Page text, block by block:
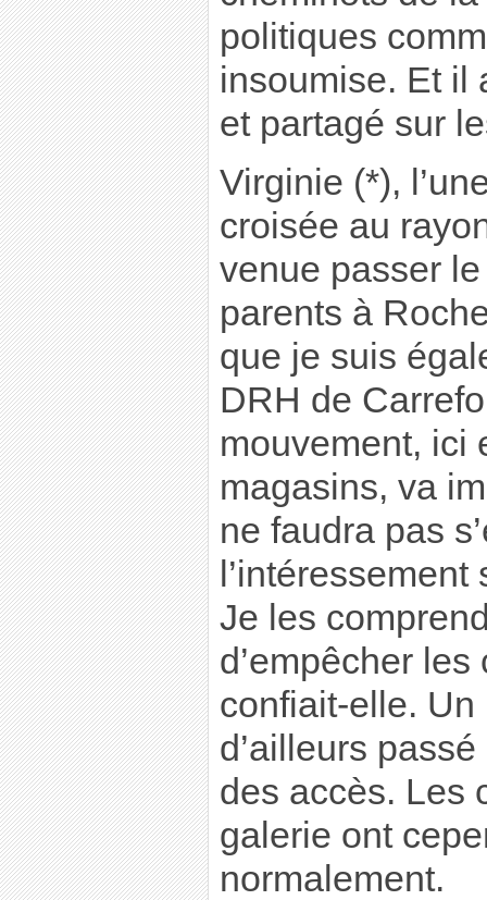
politiques
insoumise. Et il
et partagé sur
Virginie (*),
croisée au
venue passer
parents à
que je suis
DRH de
mouvement, ici
magasins, va
ne faudra pas
Je les
d’empêcher
confiait-elle.
d’ailleurs
des accès. Les
galerie ont
normalement.